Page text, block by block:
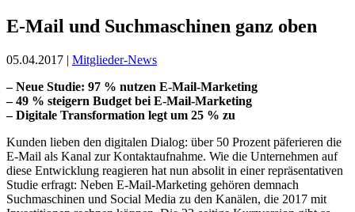
E-Mail und Suchmaschinen ganz oben
05.04.2017 | Mitglieder-News
– Neue Studie: 97 % nutzen E-Mail-Marketing
– 49 % steigern Budget bei E-Mail-Marketing
– Digitale Transformation legt um 25 % zu
Kunden lieben den digitalen Dialog: über 50 Prozent päferieren die
E-Mail als Kanal zur Kontaktaufnahme. Wie die Unternehmen auf
diese Entwicklung reagieren hat nun absolit in einer repräsentativen
Studie erfragt: Neben E-Mail-Marketing gehören demnach
Suchmaschinen und Social Media zu den Kanälen, die 2017 mit